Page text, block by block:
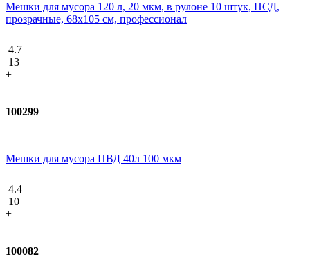
Мешки для мусора 120 л, 20 мкм, в рулоне 10 штук, ПСД,
прозрачные, 68х105 см, профессионал
4.7
13
+
100299
Мешки для мусора ПВД 40л 100 мкм
4.4
10
+
100082